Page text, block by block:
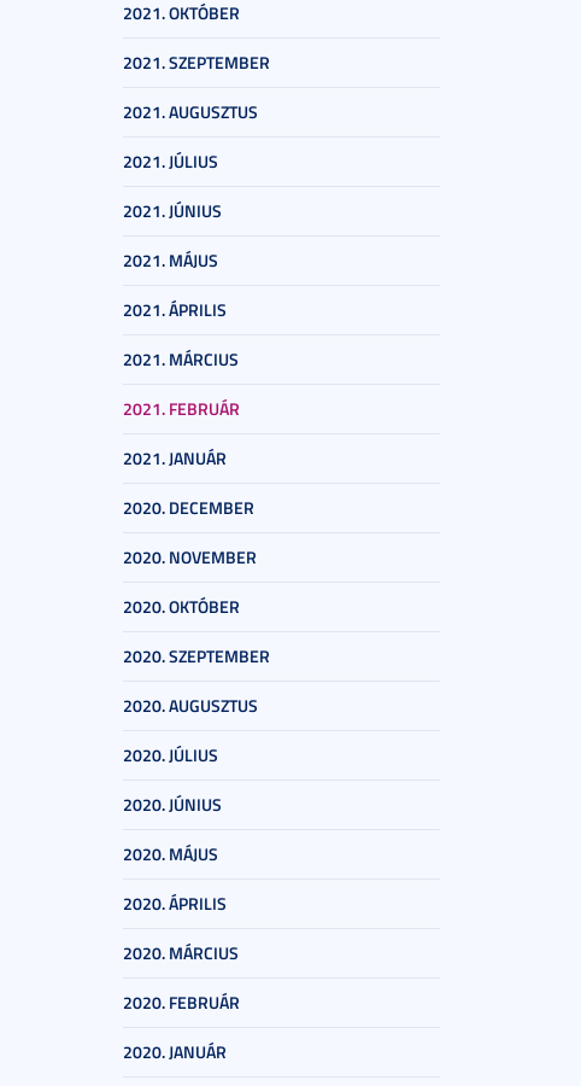
2021. OKTÓBER
2021. SZEPTEMBER
2021. AUGUSZTUS
2021. JÚLIUS
2021. JÚNIUS
2021. MÁJUS
2021. ÁPRILIS
2021. MÁRCIUS
2021. FEBRUÁR
2021. JANUÁR
2020. DECEMBER
2020. NOVEMBER
2020. OKTÓBER
2020. SZEPTEMBER
2020. AUGUSZTUS
2020. JÚLIUS
2020. JÚNIUS
2020. MÁJUS
2020. ÁPRILIS
2020. MÁRCIUS
2020. FEBRUÁR
2020. JANUÁR